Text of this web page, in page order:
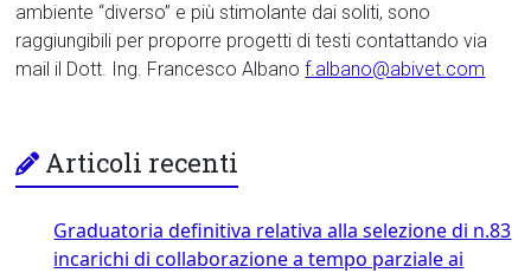
ambiente “diverso” e più stimolante dai soliti, sono
raggiungibili per proporre progetti di testi contattando via
mail il Dott. Ing. Francesco Albanof.albano@abivet.com
Articoli recenti
Graduatoria definitiva relativa alla selezione di n.83
incarichi di collaborazione a tempo parziale ai